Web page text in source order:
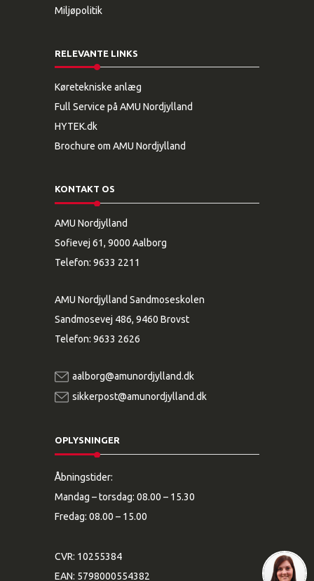
Miljøpolitik
RELEVANTE LINKS
Køretekniske anlæg
Full Service på AMU Nordjylland
HYTEK.dk
Brochure om AMU Nordjylland
KONTAKT OS
AMU Nordjylland
Sofievej 61, 9000 Aalborg
Telefon: 9633 2211
AMU Nordjylland Sandmoseskolen
Sandmosevej 486, 9460 Brovst
Telefon: 9633 2626
aalborg@amunordjylland.dk
sikkerpost@amunordjylland.dk
OPLYSNINGER
Åbningstider:
Mandag – torsdag: 08.00 – 15.30
Fredag: 08.00 – 15.00
CVR: 10255384
EAN: 5798000554382